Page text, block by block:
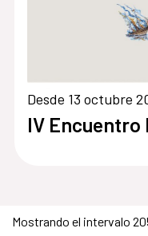
Desde 13 octubre
IV
Mostrando el intervalo